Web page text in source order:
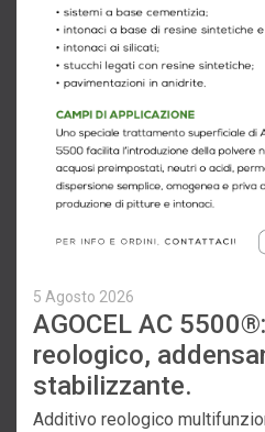
5 Agosto 2026
AGOCEL AC
reologico,
stabilizzante.
Additivo reologico